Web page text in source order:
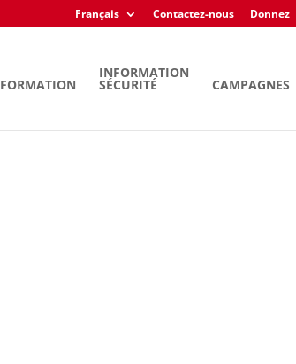
Français Contactez-nous Donnez
FORMATION
INFORMATION
SÉCURITÉ CAMPAGNES